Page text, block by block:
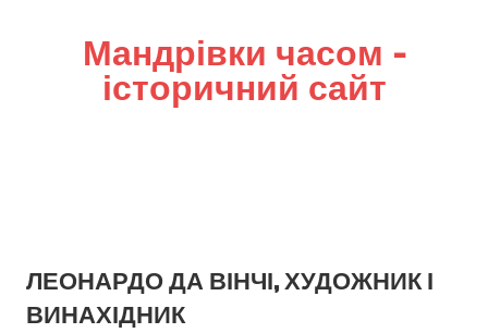
Мандрівки часом –
історичний сайт
ЛЕОНАРДО ДА ВІНЧІ, ХУДОЖНИК І
ВИНАХІДНИК